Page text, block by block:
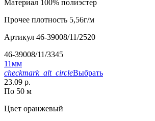
Материал 100% полиэстер
Прочее плотность 5,56г/м
Артикул 46-39008/11/2520
46-39008/11/3345
11мм
checkmark_alt_circleВыбрать
23.09 р.
По 50 м
Цвет оранжевый